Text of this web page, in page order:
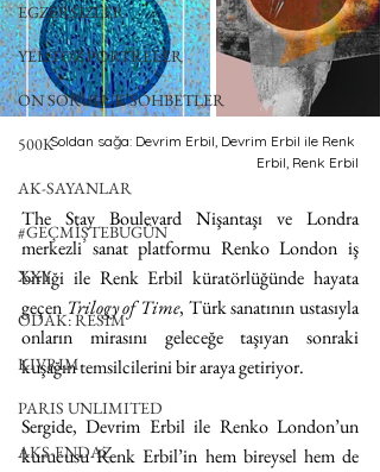
EGZERSİZLER
YEL TOZ PORTRELER
ON SORULUK SOHBETLER
500K
AK-SAYANLAR
#GEÇMİŞTEBUGÜN
XXY
ODAK: RESİM
KIVRIM
PARIS UNLIMITED
AKS-ENDAZ
Soldan sağa: Devrim Erbil, Devrim Erbil ile Renk
Erbil, Renk Erbil
The Stay Boulevard Nişantaşı ve Londra
merkezli sanat platformu Renko London iş
birliği ile Renk Erbil küratörlüğünde hayata
geçen Trilogy of Time, Türk sanatının ustasıyla
onların mirasını geleceğe taşıyan sonraki
kuşağın temsilcilerini bir araya getiriyor.
Sergide, Devrim Erbil ile Renko London’un
kurucusu Renk Erbil’in hem bireysel hem de